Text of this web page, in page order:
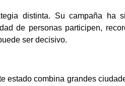
distinta. Su campaña ha
de personas participen,
ser decisivo.
estado combina grandes